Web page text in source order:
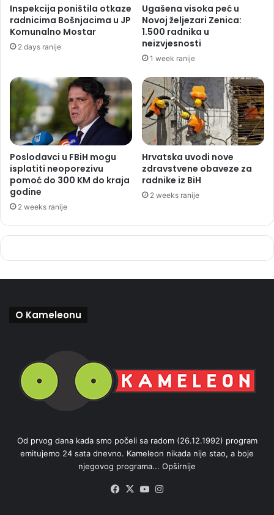
Inspekcija poništila otkaze
radnicima Bošnjacima u JP
Komunalno Mostar
2 days ranije
Ugašena visoka peć u
Novoj željezari Zenica:
1.500 radnika u
neizvjesnosti
1 week ranije
Poslodavci u FBiH mogu
isplatiti neoporezivu
pomoć do 300 KM do kraja
godine
2 weeks ranije
Hrvatska uvodi nove
zdravstvene obaveze za
radnike iz BiH
2 weeks ranije
O Kameleonu
Od prvog dana kada smo počeli sa radom (26.12.1992) program
emitujemo 24 sata dnevno. Kameleon nikada nije stao, a boje
njegovog programa... Opširnije
Facebook
X YouTube